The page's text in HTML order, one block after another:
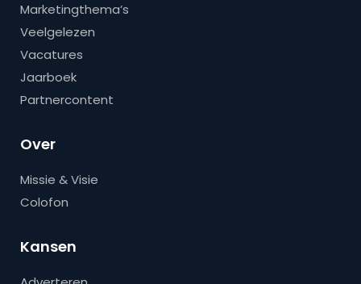
Marketingthema’s
Veelgelezen
Vacatures
Jaarboek
Partnercontent
Over
Missie & Visie
Colofon
Kansen